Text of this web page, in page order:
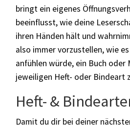
bringt ein eigenes
beeinflusst, wie deine
ihren Händen hält und
also immer vorzustellen, wie
anfühlen würde, ein Buch oder
jeweiligen Heft- oder Bindeart
Heft- &
Damit du dir bei deiner